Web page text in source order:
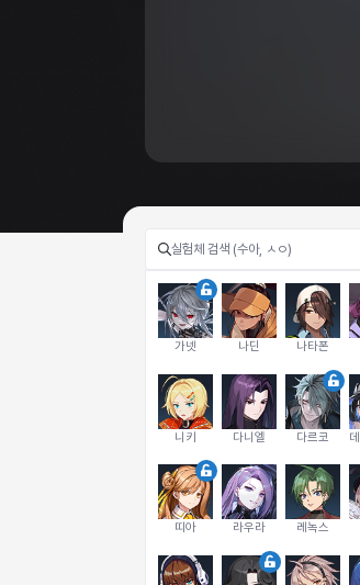
가넷 나딘 나타폰
니키 다니엘 다르코
띠아 라우라 레녹스